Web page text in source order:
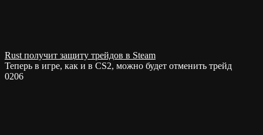
Rust получит защиту трейдов в Steam
Теперь в игре, как и в CS2, можно будет отменить трейд
0206